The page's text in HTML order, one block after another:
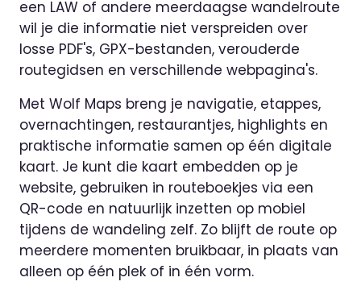
een LAW of andere meerdaagse wandelroute
wil je die informatie niet verspreiden over
losse PDF's, GPX-bestanden, verouderde
routegidsen en verschillende webpagina's.
Met Wolf Maps breng je navigatie, etappes,
overnachtingen, restaurantjes, highlights en
praktische informatie samen op één digitale
kaart. Je kunt die kaart embedden op je
website, gebruiken in routeboekjes via een
QR-code en natuurlijk inzetten op mobiel
tijdens de wandeling zelf. Zo blijft de route op
meerdere momenten bruikbaar, in plaats van
alleen op één plek of in één vorm.